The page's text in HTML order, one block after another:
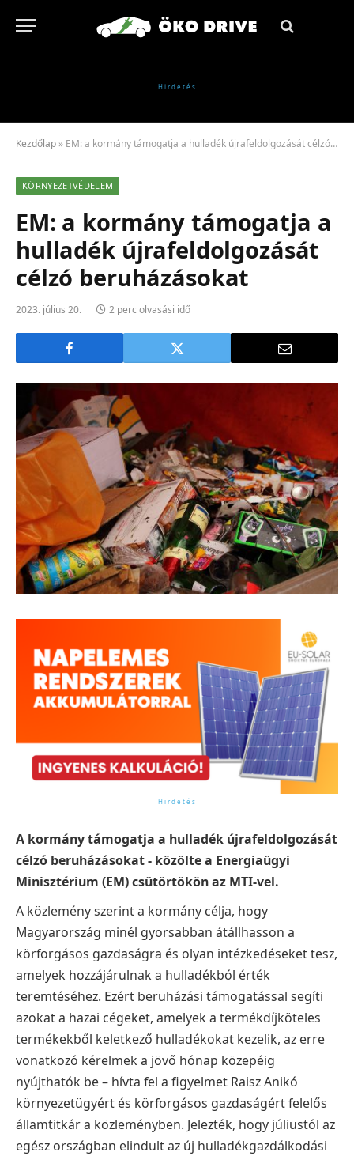
Kezdőlap » EM: a kormány támogatja a hulladék újrafeldolgozását célzó beruházásokat
KÖRNYEZETVÉDELEM
EM: a kormány támogatja a
hulladék újrafeldolgozását
célzó beruházásokat
2023. július 20. 2 perc olvasási idő
A kormány támogatja a hulladék újrafeldolgozását
célzó beruházásokat - közölte a Energiaügyi
Minisztérium (EM) csütörtökön az MTI-vel.
A közlemény szerint a kormány célja, hogy
Magyarország minél gyorsabban átállhasson a
körforgásos gazdaságra és olyan intézkedéseket tesz,
amelyek hozzájárulnak a hulladékból érték
teremtéséhez. Ezért beruházási támogatással segíti
azokat a hazai cégeket, amelyek a termékdíjköteles
termékekből keletkező hulladékokat kezelik, az erre
vonatkozó kérelmek a jövő hónap közepéig
nyújthatók be – hívta fel a figyelmet Raisz Anikó
környezetügyért és körforgásos gazdaságért felelős
államtitkár a közleményben. Jelezték, hogy júliustól az
egész országban elindult az új hulladékgazdálkodási